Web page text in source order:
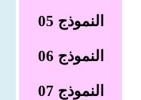
النموذج 05
النموذج 06
النموذج 07